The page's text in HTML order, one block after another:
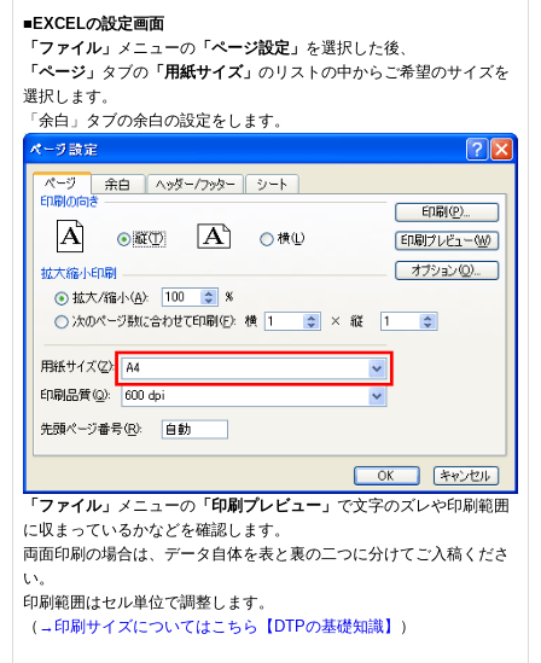
■EXCELの設定画面
「ファイル」 メニューの 「ページ設定」 を選択した後、
「ページ」 タブの 「用紙サイズ」 のリストの中からご希望のサイズを
選択します。
「余白」タブの余白の設定をします。
「ファイル」 メニューの 「印刷プレビュー」 で文字のズレや印刷範囲
に収まっているかなどを確認します。
両面印刷の場合は、データ自体を表と裏の二つに分けてご入稿くださ
い。
印刷範囲はセル単位で調整します。
（ →印刷サイズについてはこちら【DTPの基礎知識】 ）